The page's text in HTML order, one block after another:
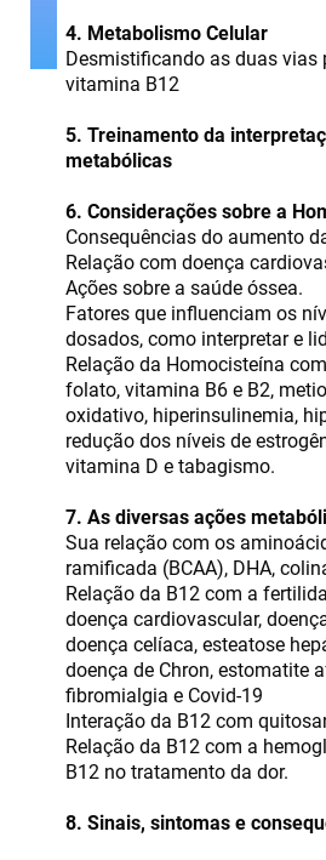
4. Metabolismo Celular
Desmistificando as duas vias
vitamina B12
5. Treinamento da
metabólicas
6. Considerações sobre a
Consequências do aumento
Relação com doença
Ações sobre a saúde óssea.
Fatores que influenciam os
dosados, como interpretar e
Relação da Homocisteína
folato, vitamina B6 e B2,
oxidativo, hiperinsulinemia,
redução dos níveis de
vitamina D e tabagismo.
7. As diversas ações
Sua relação com os
ramificada (BCAA), DHA,
Relação da B12 com a
doença cardiovascular,
doença celíaca, esteatose
doença de Chron, estomatite
fibromialgia e Covid-19
Interação da B12 com
Relação da B12 com a
B12 no tratamento da dor.
8. Sinais, sintomas e